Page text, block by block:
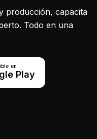
producción, capacita
Todo en una
en
Play